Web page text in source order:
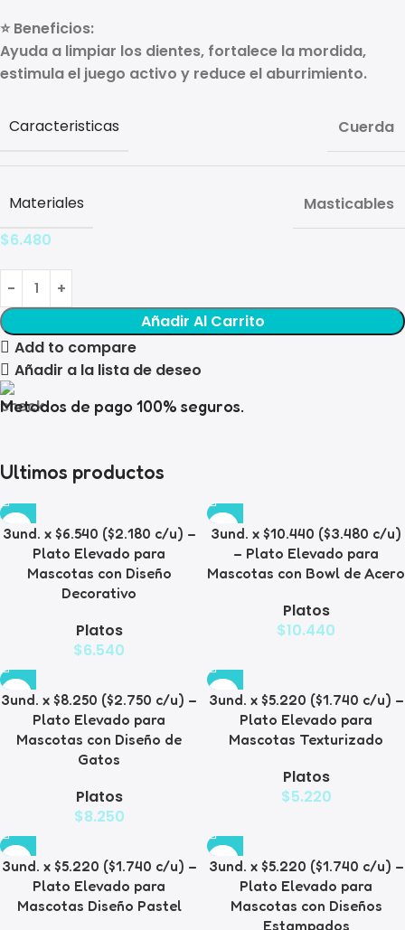
⭐ Beneficios:
Ayuda a limpiar los dientes, fortalece la mordida,
estimula el juego activo y reduce el aburrimiento.
Caracteristicas Cuerda
Materiales
Masticables
$6.480
Añadir Al Carrito
Add to compare
Añadir a la lista de deseo
Metodos de pago 100% seguros.
Ultimos productos
3und. x $6.540 ($2.180 c/u) –
Plato Elevado para
Mascotas con Diseño
Decorativo
Platos
$6.540
3und. x $10.440 ($3.480 c/u)
– Plato Elevado para
Mascotas con Bowl de Acero
Platos
$10.440
3und. x $8.250 ($2.750 c/u) –
Plato Elevado para
Mascotas con Diseño de
Gatos
Platos
$8.250
3und. x $5.220 ($1.740 c/u) –
Plato Elevado para
Mascotas Texturizado
Platos
$5.220
3und. x $5.220 ($1.740 c/u) –
Plato Elevado para
Mascotas Diseño Pastel
3und. x $5.220 ($1.740 c/u) –
Plato Elevado para
Mascotas con Diseños
Estampados